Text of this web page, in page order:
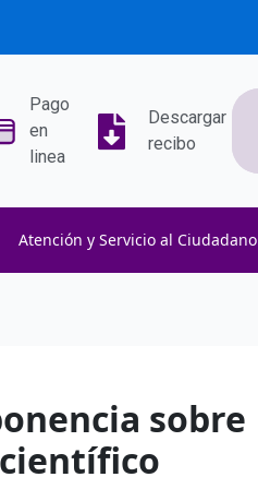
Pago
en
linea
Descargar
recibo
Atención y Servicio al Ciudadano
sobre